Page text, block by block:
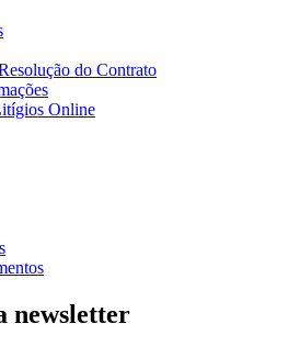
do Contrato
Online
newsletter